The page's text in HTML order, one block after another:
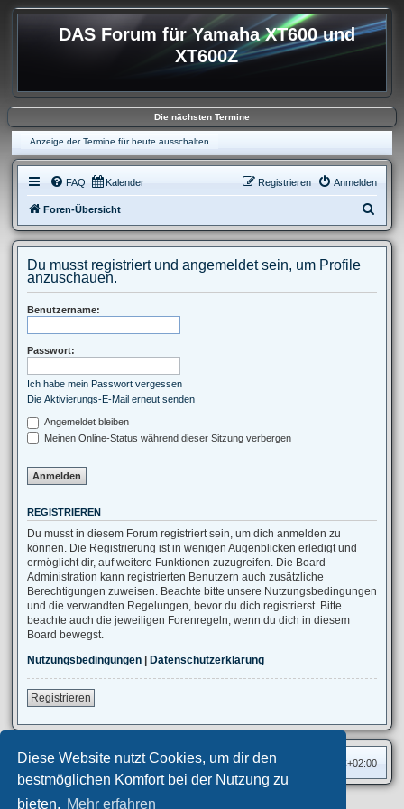
Diese Website nutzt Cookies, um dir den
bestmöglichen Komfort bei der Nutzung zu
bieten. Mehr erfahren
DAS Forum für Yamaha XT600 und
XT600Z
Die nächsten Termine
Anzeige der Termine für heute ausschalten
FAQ Kalender Anmelden
Registrieren
Foren-Übersicht
u
e
Du musst registriert und angemeldet sein, um Profile
anzuschauen.
Benutzername:
Passwort:
Ich habe mein Passwort vergessen
Die Aktivierungs-E-Mail erneut senden
Angemeldet bleiben
Meinen Online-Status während dieser Sitzung verbergen
REGISTRIEREN
Du musst in diesem Forum registriert sein, um dich anmelden zu
können. Die Registrierung ist in wenigen Augenblicken erledigt und
ermöglicht dir, auf weitere Funktionen zuzugreifen. Die Board-
Administration kann registrierten Benutzern auch zusätzliche
Berechtigungen zuweisen. Beachte bitte unsere Nutzungsbedingungen
und die verwandten Regelungen, bevor du dich registrierst. Bitte
beachte auch die jeweiligen Forenregeln, wenn du dich in diesem
Board bewegst.
Nutzungsbedingungen | Datenschutzerklärung
Registrieren
Foren-Übersicht Alle Zeiten sind UTC+02:00